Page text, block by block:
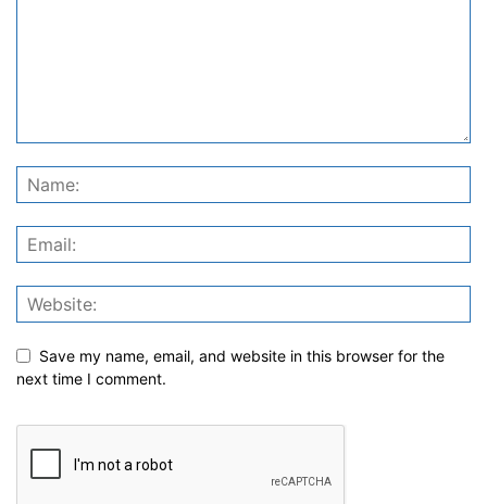
Save my name, email, and website in this browser for the
next time I comment.